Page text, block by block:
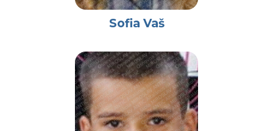
Sofia Vaš